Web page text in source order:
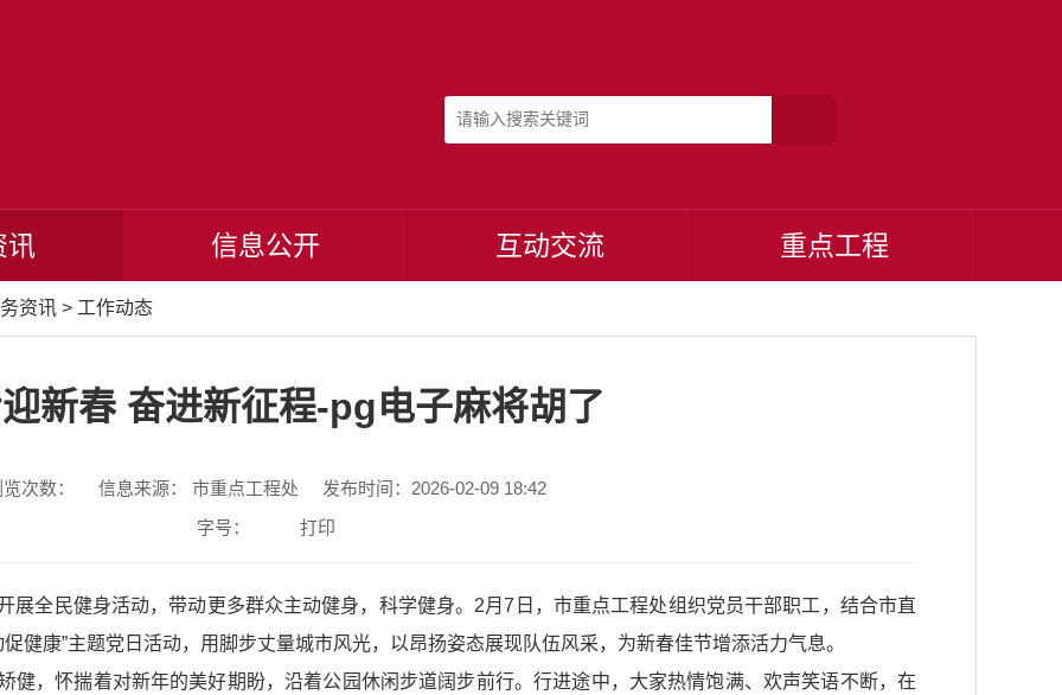
讯 信息公开 互动交流 重点工程
资讯 > 工作动态
新春 奋进新征程-pg电子麻将胡了
次数： 信息来源： 市重点工程处
发布时间：2026-02-09 18:42
字号：
打印
展全民健身活动，带动更多群众主动健身，科学健身。2月7日，市重点工程处组织党员干部职工，结合市直
健康”主题党日活动，用脚步丈量城市风光，以昂扬姿态展现队伍风采，为新春佳节增添活力气息。
健，怀揣着对新年的美好期盼，沿着公园休闲步道阔步前行。行进途中，大家热情饱满、欢声笑语不断，在